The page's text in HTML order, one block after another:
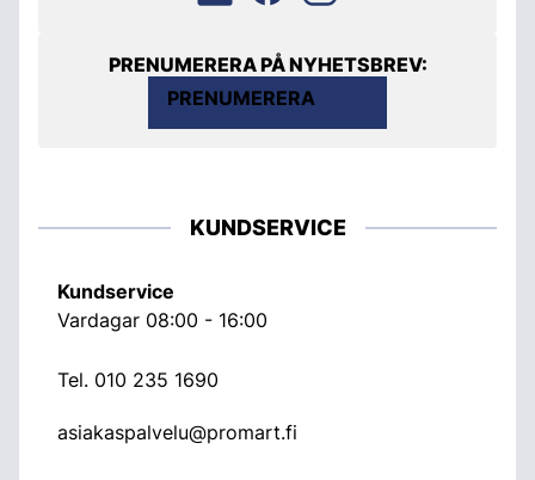
PRENUMERERA PÅ NYHETSBREV:
PRENUMERERA
KUNDSERVICE
Kundservice
Vardagar 08:00 - 16:00
Tel. 010 235 1690
asiakaspalvelu@promart.fi